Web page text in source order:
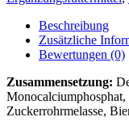
Beschreibung
Zusätzliche
Bewertungen (0)
Zusammensetzung:
Zuckerrohrmelasse,